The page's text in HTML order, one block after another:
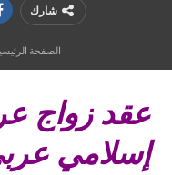
شارك
الصفحة
عقد زواج
إسلامي